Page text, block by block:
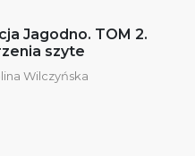
Jagodno. TOM 2.
szyte
Wilczyńska